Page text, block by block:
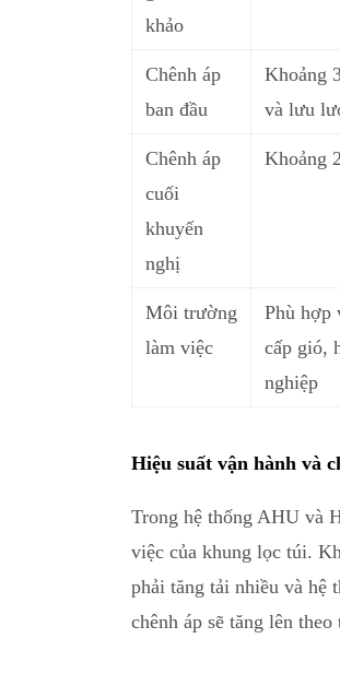
khảo
Chênh áp
ban đầu
Khoảng
và lưu
Chênh áp
cuối
khuyến
nghị
Khoảng
Môi trường
làm việc
Phù hợp
cấp gió,
nghiệp
Hiệu suất vận hành và
Trong hệ thống AHU và
việc của khung lọc túi.
phải tăng tải nhiều và
chênh áp sẽ tăng lên